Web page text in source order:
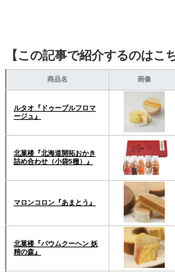
【この記事で紹介するのはこ
商品名 画像
ルタオ『ドゥーブルフロマ
ージュ』
北菓楼『北海道開拓おかき
詰め合わせ（小袋5種）』
マロンコロン『あまとう』
北菓楼『バウムクーヘン 妖
精の森』